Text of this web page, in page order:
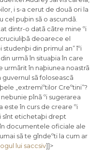
i s-a cerut de douã ori la
cel puþin sã o ascundã.
dintr-o datã cãtre mine ºi
deoarece el
din primul an” îºi
urmã în situaþia în care
urmãrit în naþiunea noastrã
sã foloseascã
„extremiºtilor Creºtini”?
pînã ºi sugerarea
este în curs de creare ºi
sînt etichetaþi drept
în documentele oficiale ale
sã te gîndeºti la cum ar
lui saccsiv]]>